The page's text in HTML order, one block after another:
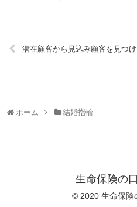
潜在顧客から見込み顧客を見つ
ホーム 結婚指輪
生命保険の
© 2020 生命保険